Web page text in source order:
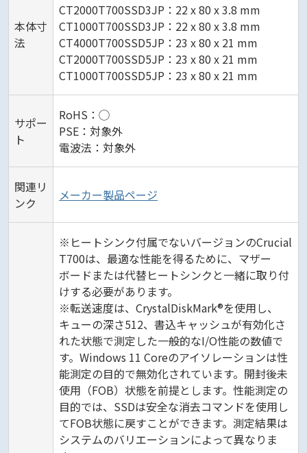
本体寸
法
CT2000T700SSD3JP：22 x 80 x 3.8 mm
CT1000T700SSD3JP：22 x 80 x 3.8 mm
CT4000T700SSD5JP：23 x 80 x 21 mm
CT2000T700SSD5JP：23 x 80 x 21 mm
CT1000T700SSD5JP：23 x 80 x 21 mm
サポー
ト
RoHS：◯
PSE：対象外
電波法：対象外
関連リ
ンク
メーカー製品ページ
※ヒートシンク付属でないバージョンのCrucial
T700は、最適な性能を得るために、マザー
ボードまたは代替ヒートシンクと一緒に取り付
けする必要があります。
※転送速度は、CrystalDiskMark®を使用し、
キューの深さ512、書込キャッシュが有効化さ
れた状態で測定した一般的なI/O性能の数値で
す。Windows 11 Coreのアイソレーションは性
能測定の目的で無効化されています。開封後未
使用（FOB）状態を前提とします。性能測定の
目的では、SSDは安全な消去コマンドを使用し
てFOB状態に戻すことができます。測定結果は
システムのバリエーションによって異なりま